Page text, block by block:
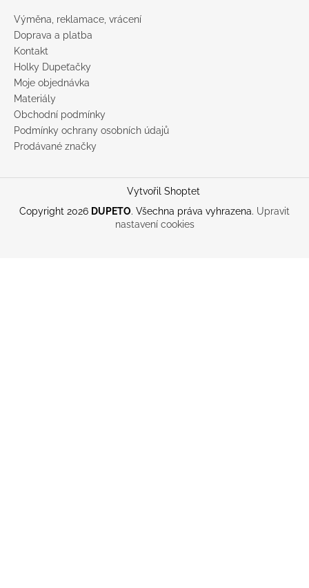
Výměna, reklamace, vrácení
Doprava a platba
Kontakt
Holky Dupeťačky
Moje objednávka
Materiály
Obchodní podmínky
Podmínky ochrany osobních údajů
Prodávané značky
Vytvořil Shoptet
Copyright 2026 DUPETO. Všechna práva vyhrazena. Upravit
nastavení cookies